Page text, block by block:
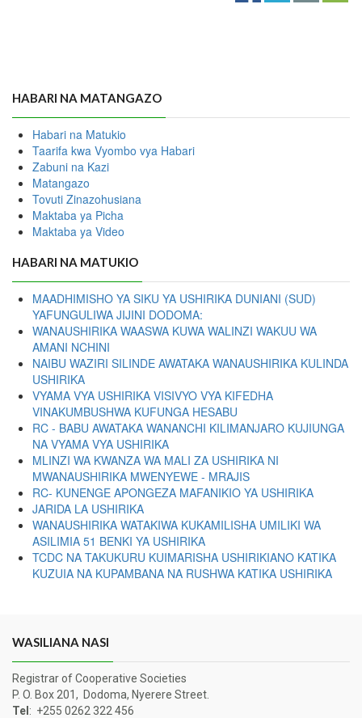
HABARI NA MATANGAZO
Habari na Matukio
Taarifa kwa Vyombo vya Habari
Zabuni na Kazi
Matangazo
Tovuti Zinazohusiana
Maktaba ya Picha
Maktaba ya Video
HABARI NA MATUKIO
MAADHIMISHO YA SIKU YA USHIRIKA DUNIANI (SUD)
YAFUNGULIWA JIJINI DODOMA:
WANAUSHIRIKA WAASWA KUWA WALINZI WAKUU WA
AMANI NCHINI
NAIBU WAZIRI SILINDE AWATAKA WANAUSHIRIKA KULINDA
USHIRIKA
VYAMA VYA USHIRIKA VISIVYO VYA KIFEDHA
VINAKUMBUSHWA KUFUNGA HESABU
RC - BABU AWATAKA WANANCHI KILIMANJARO KUJIUNGA
NA VYAMA VYA USHIRIKA
MLINZI WA KWANZA WA MALI ZA USHIRIKA NI
MWANAUSHIRIKA MWENYEWE - MRAJIS
RC- KUNENGE APONGEZA MAFANIKIO YA USHIRIKA
JARIDA LA USHIRIKA
WANAUSHIRIKA WATAKIWA KUKAMILISHA UMILIKI WA
ASILIMIA 51 BENKI YA USHIRIKA
TCDC NA TAKUKURU KUIMARISHA USHIRIKIANO KATIKA
KUZUIA NA KUPAMBANA NA RUSHWA KATIKA USHIRIKA
WASILIANA NASI
Registrar of Cooperative Societies
P. O. Box 201, Dodoma, Nyerere Street.
Tel: +255 0262 322 456